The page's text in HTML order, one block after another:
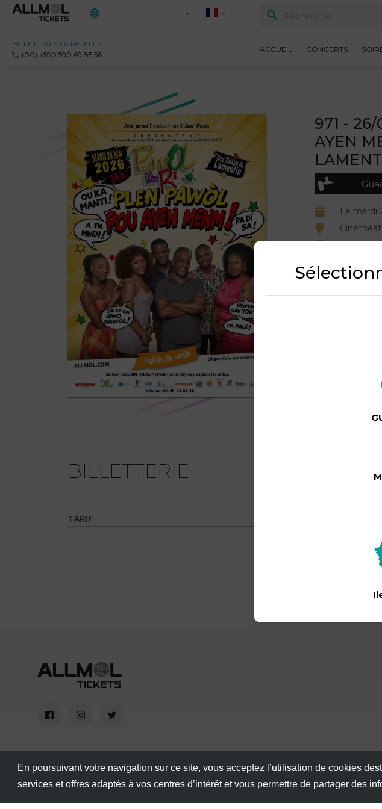
En poursuivant votre navigation sur ce site, vous acceptez l’utilisation de cookies
services et offres adaptés à vos centres d’intérêt et vous permettre de partager des
972 - Martinique
973 - Guyane
Ile-de-France
Saint-Martin
BILLETTERIE OFFICIELLE
(00) +590 590 69 85 56
ACCUEIL CONCERTS
971 -
AYEN
Le mardi
Organisé
Richard,
fils de
Ce
Le père
nouvelle à
Et
la mère de
BILLETTERIE
TARIF